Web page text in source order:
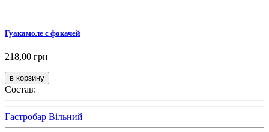
Гуакамоле с фокачей
218,00 грн
Состав:
Гастробар Вільний